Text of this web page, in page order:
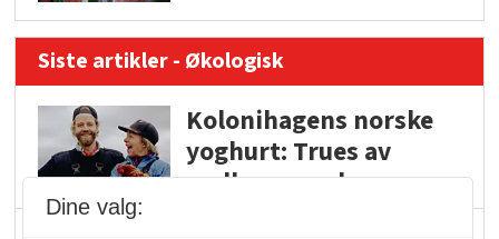
Siste artikler - Økologisk
Kolonihagens norske
yoghurt: Trues av
melkemangel
Dine valg: